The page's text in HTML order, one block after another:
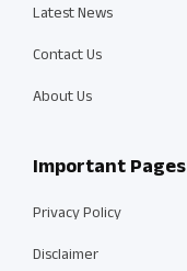
Latest News
Contact Us
About Us
Important Pages
Privacy Policy
Disclaimer